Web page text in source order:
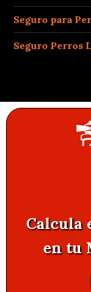
Seguro para
Seguro Perros
Calcula
en tu